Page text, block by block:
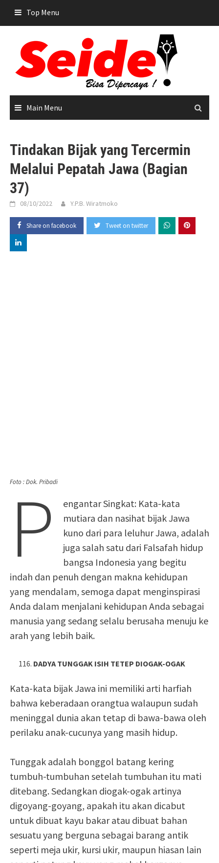
content
Top Menu
Main Menu
Tindakan Bijak yang Tercermin
Melalui Pepatah Jawa (Bagian
37)
08/10/2022 Y.P.B. Wiratmoko
Share on facebook Tweet on twitter
Foto : Dok. Pribadi
P
engantar Singkat: Kata-kata
mutiara dan nasihat bijak Jawa
kuno dari para leluhur Jawa, adalah
juga salah satu dari Falsafah hidup
bangsa Indonesia yang begitu
indah dan penuh dengan makna kehidupan
yang mendalam, semoga dapat menginspirasi
Anda dalam menjalani kehidupan Anda sebagai
manusia yang sedang selalu berusaha menuju ke
arah yang lebih baik.
DADYA TUNGGAK ISIH TETEP DIOGAK-OGAK
Kata-kata bijak Jawa ini memiliki arti harfiah
bahwa keberadaan orangtua walaupun sudah
meninggal dunia akan tetap di bawa-bawa oleh
perilaku anak-cucunya yang masih hidup.
Tunggak adalah bonggol batang kering
tumbuh-tumbuhan setelah tumbuhan itu mati
ditebang. Sedangkan diogak-ogak artinya
digoyang-goyang, apakah itu akan dicabut
untuk dibuat kayu bakar atau dibuat bahan
sesuatu yang berguna sebagai barang antik
seperti meja ukir, kursi ukir, maupun hiasan lain